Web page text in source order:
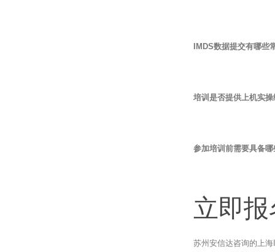
IMDS数据提交有哪些
培训是否提供上机实操
参加培训前需要具备
立即
苏州安信达咨询的上